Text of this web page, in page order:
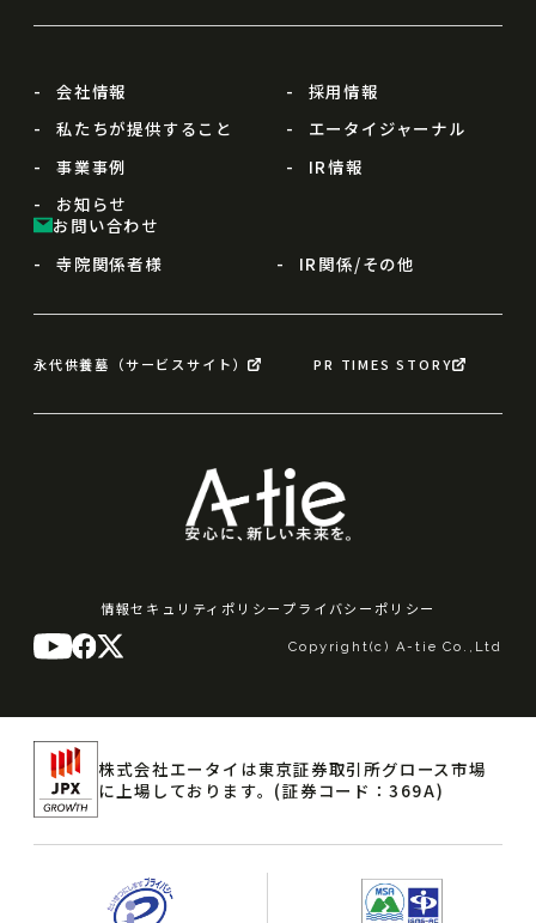
会社情報
私たちが提供すること
事業事例
お知らせ
採用情報
エータイジャーナル
IR情報
お問い合わせ
寺院関係者様
IR関係/その他
永代供養墓（サービスサイト） PR TIMES STORY
情報セキュリティポリシー プライバシーポリシー
Copyright(c) A-tie Co.,Ltd
株式会社エータイは東京証券取引所グロース市場
に上場しております。 (証券コード：369A)